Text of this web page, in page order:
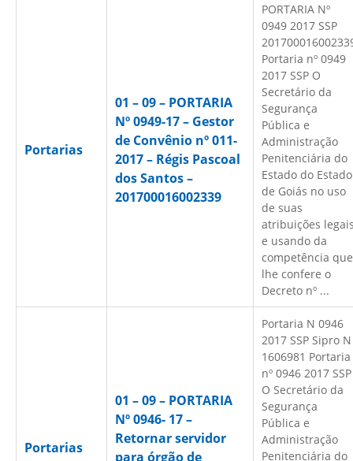
Portarias
01 – 09 – PORTARIA
Nº 0949-17 – Gestor
de Convênio nº 011-
2017 – Régis Pascoal
dos Santos –
201700016002339
PORTARIA Nº
0949 2017 SSP
Portaria nº 0949
2017 SSP O
Secretário da
Segurança
Pública e
Administração
Penitenciária do
Estado do Estado
de Goiás no uso
de suas
atribuições
e usando da
competência que
lhe confere o
Decreto nº ...
Portarias
01 – 09 – PORTARIA
Nº 0946- 17 –
Retornar servidor
para órgão de
Portaria N 0946
2017 SSP Sipro N
1606981 Portaria
nº 0946 2017 SSP
O Secretário da
Segurança
Pública e
Administração
Penitenciária do